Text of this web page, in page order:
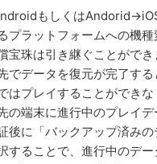
もしくは
プラットフォームへの機種
宝珠は引き継ぐことができ
でデータを復元が完了す
はプレイすることができ
の端末に進行中のプレイ
後に「バックアップ済みの
することで、進行中のデー